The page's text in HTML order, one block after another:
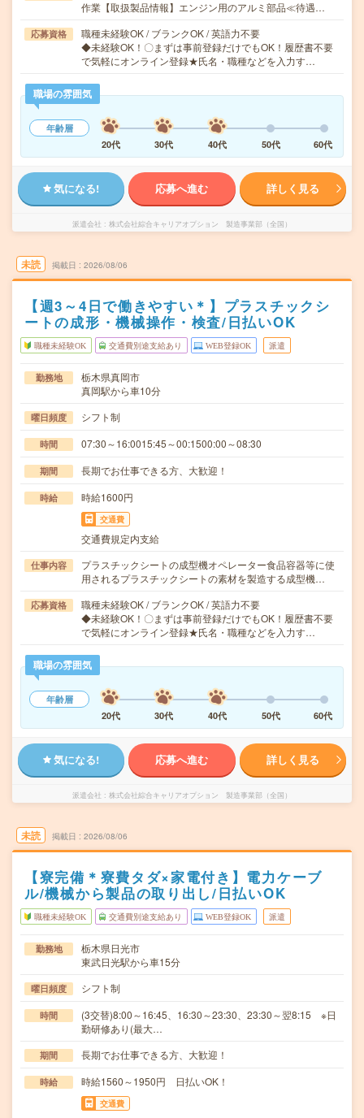
作業【取扱製品情報】エンジン用のアルミ部品≪待遇…
応募資格
職種未経験OK / ブランクOK / 英語力不要
◆未経験OK！〇まずは事前登録だけでもOK！履歴書不要
で気軽にオンライン登録★氏名・職種などを入力す…
職場の雰囲気
年齢層
20代
30代 40代 50代 60代
気になる! 応募へ進む 詳しく見る
派遣会社 株式会社綜合キャリアオプション 製造事業部（全国）
未読 掲載日 2026/08/06
【週3～4日で働きやすい＊】プラスチックシ
ートの成形・機械操作・検査/日払いOK
職種未経験OK 交通費別途支給あり WEB登録OK 派遣
勤務地
栃木県真岡市
真岡駅から車10分
曜日頻度 シフト制
時間 07:30～16:0015:45～00:1500:00～08:30
期間 長期でお仕事できる方、大歓迎！
時給 時給1600円
交通費
交通費規定内支給
仕事内容
プラスチックシートの成型機オペレーター食品容器等に使
用されるプラスチックシートの素材を製造する成型機…
応募資格
職種未経験OK / ブランクOK / 英語力不要
◆未経験OK！〇まずは事前登録だけでもOK！履歴書不要
で気軽にオンライン登録★氏名・職種などを入力す…
職場の雰囲気
年齢層
20代
30代 40代 50代 60代
気になる! 応募へ進む 詳しく見る
派遣会社 株式会社綜合キャリアオプション 製造事業部（全国）
未読 掲載日 2026/08/06
【寮完備＊寮費タダ×家電付き】電力ケーブ
ル/機械から製品の取り出し/日払いOK
職種未経験OK 交通費別途支給あり WEB登録OK 派遣
勤務地
栃木県日光市
東武日光駅から車15分
曜日頻度 シフト制
時間
(3交替)8:00～16:45、16:30～23:30、23:30～翌8:15 ※日
勤研修あり(最大…
期間 長期でお仕事できる方、大歓迎！
時給 時給1560～1950円 日払いOK！
交通費